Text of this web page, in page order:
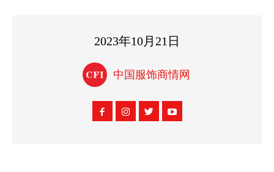
2023年10月21日
中国服饰商情网